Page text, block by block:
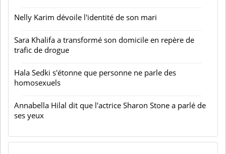
Nelly Karim dévoile l'identité de son mari
Sara Khalifa a transformé son domicile en repère de
trafic de drogue
Hala Sedki s'étonne que personne ne parle des
homosexuels
Annabella Hilal dit que l'actrice Sharon Stone a parlé de
ses yeux